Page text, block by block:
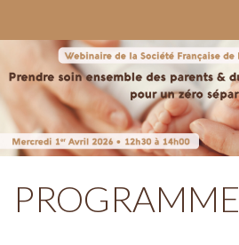
to
content
PROGRAMME